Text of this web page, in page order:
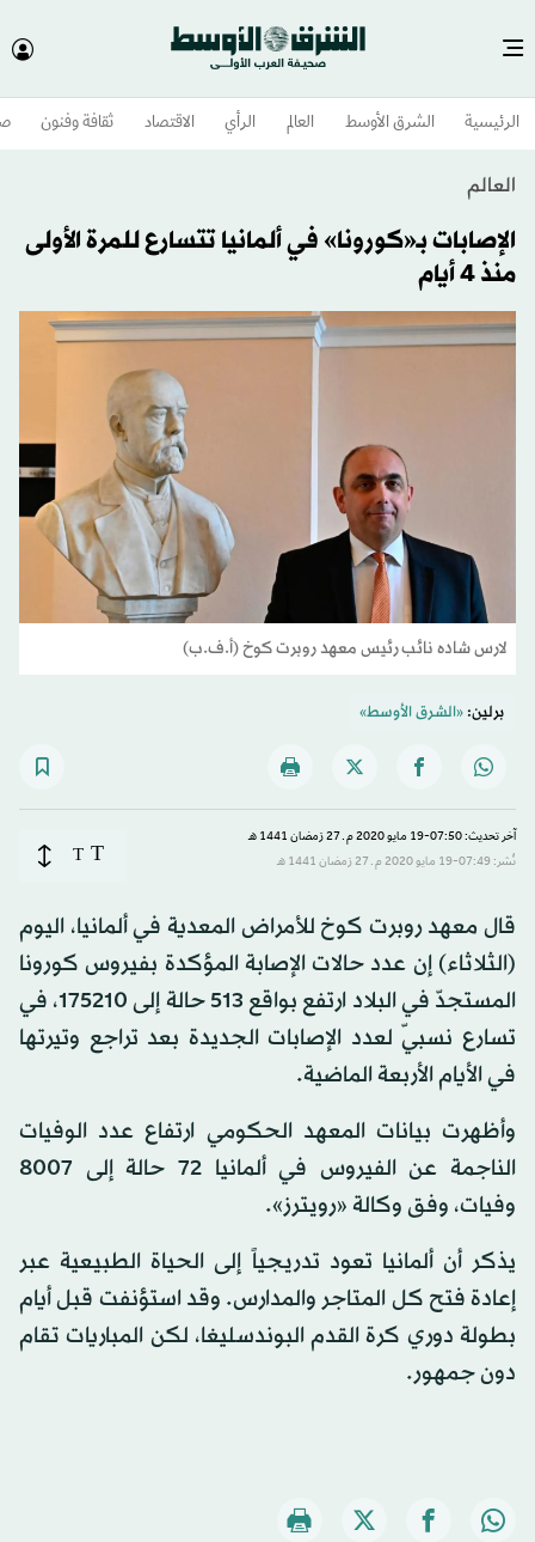
الرئيسية الشرق الأوسط​ العالم الرأي الاقتصاد ثقافة وفنون
العالم
الإصابات بـ«كورونا» في ألمانيا تتسارع للمرة الأولى
منذ 4 أيام
لارس شاده نائب رئيس معهد روبرت كوخ (أ.ف.ب)
برلين:«الشرق الأوسط»
آخر تحديث: 07:50-19 مايو 2020 م ـ 27 رَمضان 1441 هـ
نُشر: 07:49-19 مايو 2020 م ـ 27 رَمضان 1441 هـ
T
T
قال معهد روبرت كوخ للأمراض المعدية في ألمانيا، اليوم
(الثلاثاء) إن عدد حالات الإصابة المؤكدة بفيروس كورونا
المستجدّ في البلاد ارتفع بواقع 513 حالة إلى 175210، في
تسارع نسبيّ لعدد الإصابات الجديدة بعد تراجع وتيرتها
في الأيام الأربعة الماضية.
وأظهرت بيانات المعهد الحكومي ارتفاع عدد الوفيات
الناجمة عن الفيروس في ألمانيا 72 حالة إلى 8007
وفيات، وفق وكالة «رويترز».
يذكر أن ألمانيا تعود تدريجياً إلى الحياة الطبيعية عبر
إعادة فتح كل المتاجر والمدارس. وقد استؤنفت قبل أيام
بطولة دوري كرة القدم البوندسليغا، لكن المباريات تقام
دون جمهور.